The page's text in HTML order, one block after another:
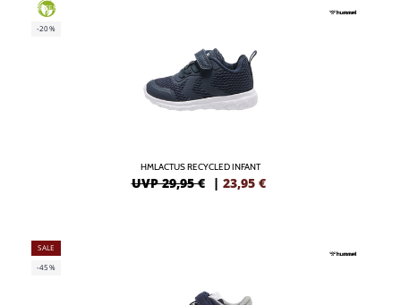
GREEN
-20%
HMLACTUS RECYCLED INFANT
UVP 29,95 € | 23,95 €
SALE
-45%